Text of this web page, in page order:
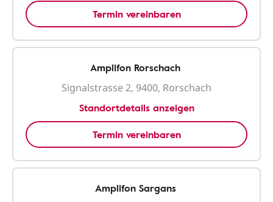
Termin vereinbaren
Amplifon Rorschach
Signalstrasse 2, 9400, Rorschach
Standortdetails anzeigen
Termin vereinbaren
Amplifon Sargans